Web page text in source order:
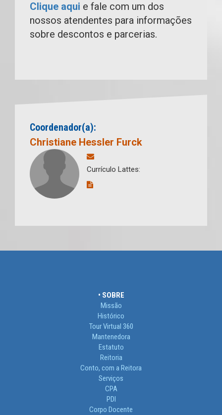
Clique aqui e fale com um dos
nossos atendentes para informações
sobre descontos e parcerias.
Coordenador(a):
Christiane Hessler Furck
Currículo Lattes:
• SOBRE
Missão
Histórico
Tour Virtual 360
Mantenedora
Estatuto
Reitoria
Conto, com a Reitora
Serviços
CPA
PDI
Corpo Docente